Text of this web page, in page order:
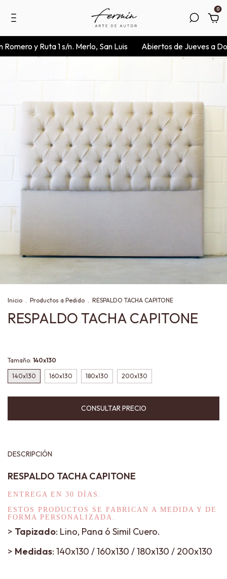
0
y Ruta 1 s/n. Merlo, San Luis Abiertos de Jueves a
Inicio . Productos a Pedido . RESPALDO TACHA CAPITONE
RESPALDO TACHA CAPITONE
Tamaño: 140x130
140x130 160x130 180x130 200x130
DESCRIPCIÓN
RESPALDO TACHA CAPITONE
ENTREGA EN 30 DÍAS.
ESTOS PRODUCTOS SE FABRICAN A MEDIDA Y DE
FORMA PERSONALIZADA.
> Tapizado: Lino, Pana ó Simil Cuero.
> Medidas: 140x130 / 160x130 / 180x130 / 200x130